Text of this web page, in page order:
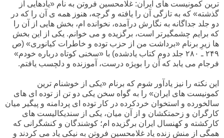
ترین کمونیست های ایران: غلامحسین فروتن به نام «یادهایی از
گذشته» که به تازگی آن را یافته و گرچه، هنوز همه ی آن را که در
دو جلد جداگانه به نگارش درآمده، نخوانده ام، بخش هایی از آن را
که برایم چشمگیرتر است، برگزیده و می خوانم. یکی از این بخش
ها زیرِ برنام «برداشت من از حزب توده و خاطرات کیانوری» (ص
۲۴۹ ـ ۲۸۰ جلد دوم کتاب یادشده) با «سخنی کوتاه درباره خودم»
فرجام می یابد که آن را بویژه درست، آموزنده و دلچسب یافتم.
این نکته را نیز یادآور شوم که برنام «یکی از خوشنام ترین
کمونیست های ایران» را به گواه سخن یکی دو تن از توده ای های
سالخورده و استخوان خردکرده در کار توده ای پردامنه و پیگیر میان
کارگران و زحمتکشان و از آن میان، یکی از سندیکالیست های
کارکشته و کهنسال ایران برگزیده ام؛ کوشندگان و کنشگرانی که
همگی از منش زنده یاد غلامحسین فروتن به نیکی یاد می کردند و